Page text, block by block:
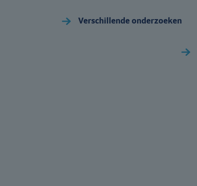
Verschillende onderzoeken